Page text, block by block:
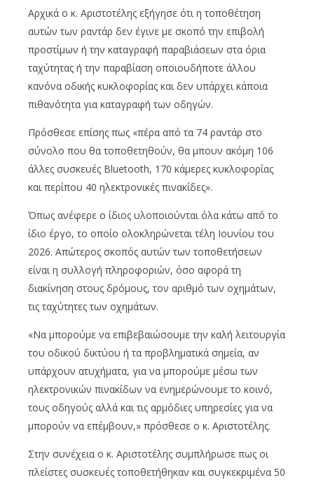
Αρχικά ο κ. Αριστοτέλης εξήγησε ότι η τοποθέτηση
αυτών των ραντάρ δεν έγινε με σκοπό την επιβολή
προστίμων ή την καταγραφή παραβιάσεων στα όρια
ταχύτητας ή την παραβίαση οποιουδήποτε άλλου
κανόνα οδικής κυκλοφορίας και δεν υπάρχει κάποια
πιθανότητα για καταγραφή των οδηγών.
Πρόσθεσε επίσης πως «πέρα από τα 74 ραντάρ στο
σύνολο που θα τοποθετηθούν, θα μπουν ακόμη 106
άλλες συσκευές Bluetooth, 170 κάμερες κυκλοφορίας
και περίπου 40 ηλεκτρονικές πινακίδες».
Όπως ανέφερε ο ίδιος υλοποιούνται όλα κάτω από το
ίδιο έργο, το οποίο ολοκληρώνεται τέλη Ιουνίου του
2026. Απώτερος σκοπός αυτών των τοποθετήσεων
είναι η συλλογή πληροφοριών, όσο αφορά τη
διακίνηση στους δρόμους, τον αριθμό των οχημάτων,
τις ταχύτητες των οχημάτων.
«Να μπορούμε να επιβεβαιώσουμε την καλή λειτουργία
του οδικού δικτύου ή τα προβληματικά σημεία, αν
υπάρχουν ατυχήματα, για να μπορούμε μέσω των
ηλεκτρονικών πινακίδων να ενημερώνουμε το κοινό,
τους οδηγούς αλλά και τις αρμόδιες υπηρεσίες για να
μπορούν να επέμβουν,» πρόσθεσε ο κ. Αριστοτέλης.
Στην συνέχεια ο κ. Αριστοτέλης συμπλήρωσε πως οι
πλείστες συσκευές τοποθετήθηκαν και συγκεκριμένα 50